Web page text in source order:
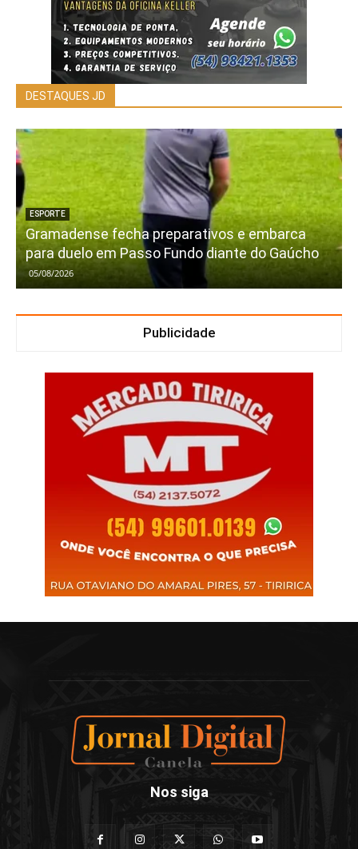
DESTAQUES JD
ESPORTE
Gramadense fecha preparativos e embarca
para duelo em Passo Fundo diante do Gaúcho
05/08/2026
Publicidade
Nos siga